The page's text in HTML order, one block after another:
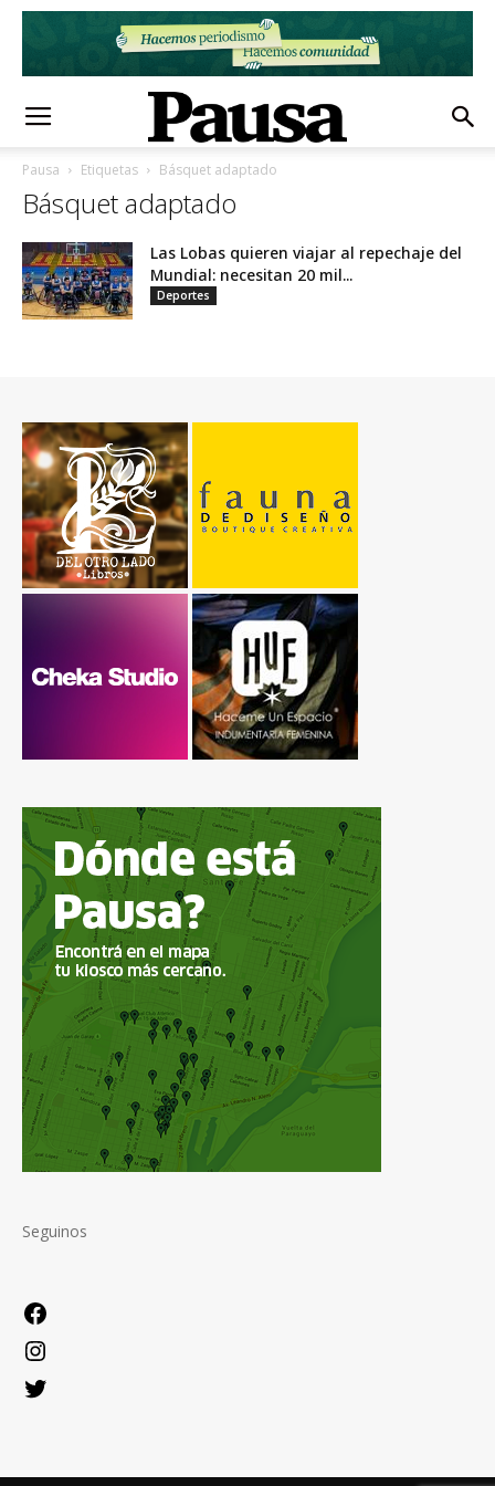
Pausa Etiquetas Básquet adaptado
Básquet adaptado
Las Lobas quieren viajar al repechaje del
Mundial: necesitan 20 mil...
Deportes
Seguinos